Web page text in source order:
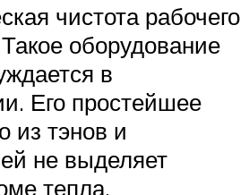
чистота рабочего
оборудование
в
Его простейшее
из тэнов и
не выделяет
тепла.